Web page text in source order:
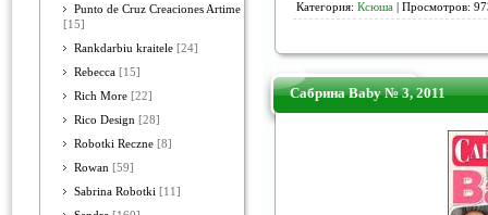
Punto de Cruz Creaciones Artime
[15]
Rankdarbiu kraitele [24]
Rebecca [15]
Rich More [22]
Rico Design [28]
Robotki Reczne [8]
Rowan [59]
Sabrina Robotki [11]
Категория: Ксюша | Просмотров:
Сабрина Baby № 3, 2011